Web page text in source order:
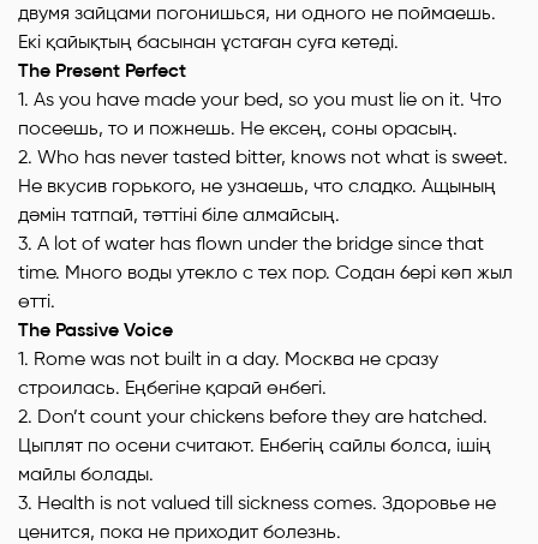
двумя зайцами погонишься, ни одного не поймаешь.
Eкi қайықтың басынан ұстаған суға кетеді.
The Present Perfect
1. As you have made your bed, so you must lie on it. Что
посеешь, то и пожнешь. Не ексең, соны орасың.
2. Who has never tasted bitter, knows not what is sweet.
He вкусив горького, не узнаешь, что сладко. Ащының
дәмін татпай, тәттіні біле алмайсың.
3. A lot of water has flown under the bridge since that
time. Много воды утекло с тех пор. Содан 6epi көп жыл
өтті.
The Passive Voice
1. Rome was not built in a day. Москва не сразу
строилась. Еңбегіне қарай өнбегі.
2. Don’t count your chickens before they are hatched.
Цыплят по осени считают. Енбегің сайлы болса, iшің
майлы болады.
3. Health is not valued till sickness comes. Здоровье не
ценится, пока не приходит болезнь.